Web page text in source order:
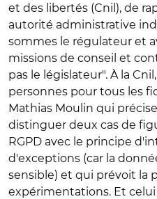
et des libertés (Cnil), de
autorité administrative
sommes le régulateur et
missions de conseil et
pas le législateur". À la
personnes pour tous les
Mathias Moulin qui
distinguer deux cas de
RGPD avec le principe
d'exceptions (car la
sensible) et qui prévoit la
expérimentations. Et